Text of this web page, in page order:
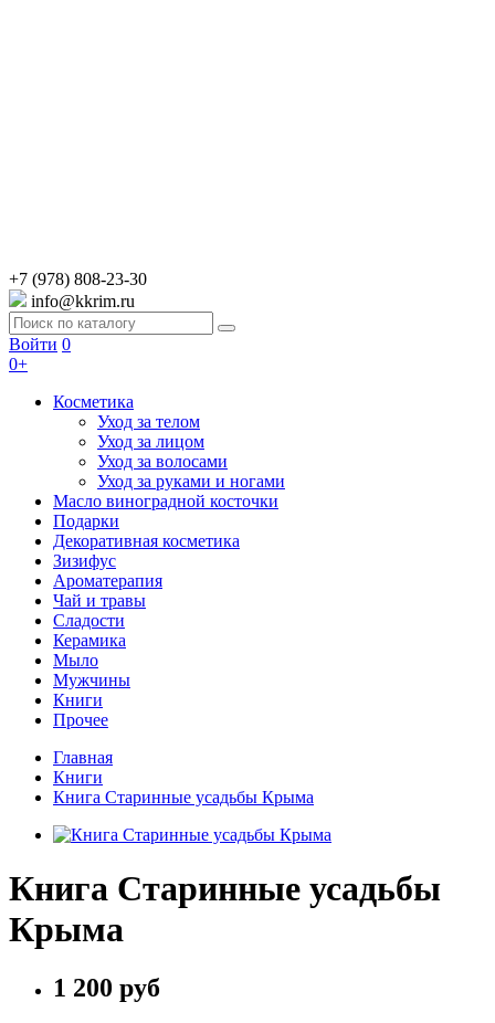
+7 (978) 808-23-30
info@kkrim.ru
Войти 0
0+
Косметика
Уход за телом
Уход за лицом
Уход за волосами
Уход за руками и ногами
Масло виноградной косточки
Подарки
Декоративная косметика
Зизифус
Ароматерапия
Чай и травы
Сладости
Керамика
Мыло
Мужчины
Книги
Прочее
Главная
Книги
Книга Старинные усадьбы Крыма
Книга Старинные усадьбы
Крыма
1 200 руб